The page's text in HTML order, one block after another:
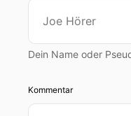
Dein Name oder
Kommentar